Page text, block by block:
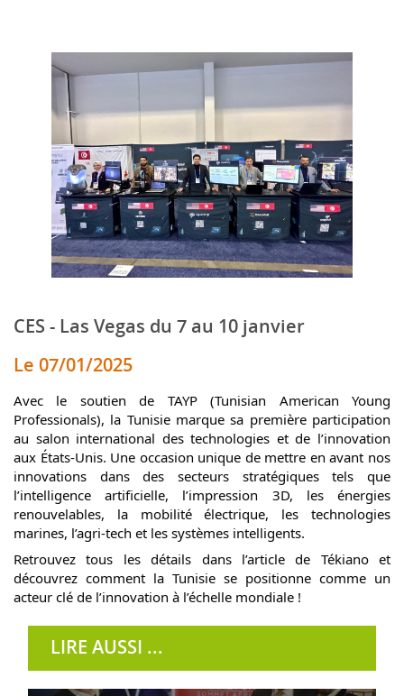
CES - Las Vegas du 7 au 10 janvier
Le 07/01/2025
Avec le soutien de TAYP (Tunisian American Young
Professionals), la Tunisie marque sa première participation
au salon international des technologies et de l’innovation
aux États-Unis. Une occasion unique de mettre en avant nos
innovations dans des secteurs stratégiques tels que
l’intelligence artificielle, l’impression 3D, les énergies
renouvelables, la mobilité électrique, les technologies
marines, l’agri-tech et les systèmes intelligents.
Retrouvez tous les détails dans l’article de Tékiano et
découvrez comment la Tunisie se positionne comme un
acteur clé de l’innovation à l’échelle mondiale !
LIRE AUSSI ...